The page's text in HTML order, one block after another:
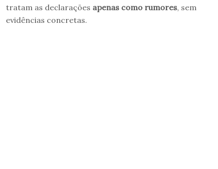
tratam as declarações apenas como rumores, sem
evidências concretas.